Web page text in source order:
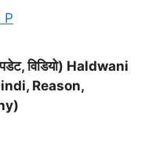
P
विडियो) Haldwani
Reason,